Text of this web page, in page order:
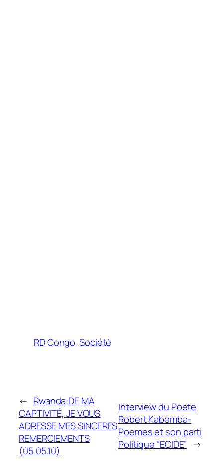
RD Congo Société
← Rwanda:DE MA
CAPTIVITÉ, JE VOUS
ADRESSE MES SINCERES
REMERCIEMENTS
(05.05.10)
Interview du Poete
Robert Kabemba-
Poemes et son parti
Politique “ECIDE” →